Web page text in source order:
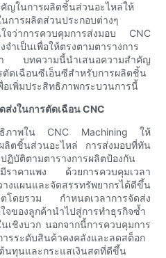
ญในการผลิตชิ้นส่วนอะไหล่ให้
การผลิตส่วนประกอบต่างๆ
ใจว่าการควบคุมการส่งมอบ CNC
ำเป็นเพื่อให้ตรงตามตารางการ
า บทความนี้นำเสนอความสำคัญ
ตัดเฉือนซีเอ็นซีสำหรับการผลิตชิ้น
เพิ่มประสิทธิภาพกระบวนการนี้
งในการตัดเฉือน CNC
ทธิภาพใน CNC Machining ให้
ลิตชิ้นส่วนอะไหล่ การส่งมอบที่ทัน
ฏิบัติตามตารางการผลิตป้องกัน
มีราคาแพง ด้วยการควบคุมเวลา
แผนและจัดสรรทรัพยากรได้ดีขึ้น
ตโดยรวม กำหนดเวลาการจัดส่ง
จของลูกค้านำไปสู่การทำธุรกิจซ้ำ
เชิงบวก นอกจากนี้การควบคุมการ
ารระดับสินค้าคงคลังและลดสต็อก
นทุนและกระแสเงินสดที่ดีขึ้น